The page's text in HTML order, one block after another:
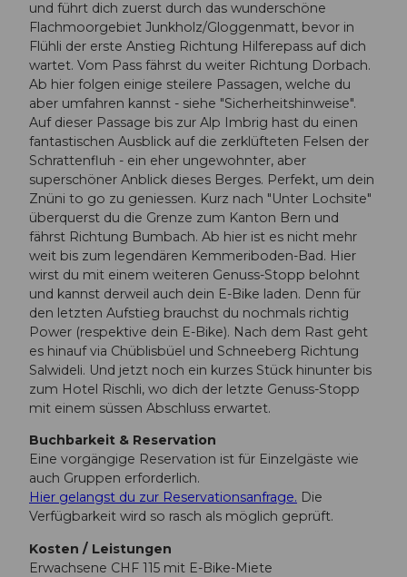
und führt dich zuerst durch das wunderschöne
Flachmoorgebiet Junkholz/Gloggenmatt, bevor in
Flühli der erste Anstieg Richtung Hilferepass auf dich
wartet. Vom Pass fährst du weiter Richtung Dorbach.
Ab hier folgen einige steilere Passagen, welche du
aber umfahren kannst - siehe "Sicherheitshinweise".
Auf dieser Passage bis zur Alp Imbrig hast du einen
fantastischen Ausblick auf die zerklüfteten Felsen der
Schrattenfluh - ein eher ungewohnter, aber
superschöner Anblick dieses Berges. Perfekt, um dein
Znüni to go zu geniessen. Kurz nach "Unter Lochsite"
überquerst du die Grenze zum Kanton Bern und
fährst Richtung Bumbach. Ab hier ist es nicht mehr
weit bis zum legendären Kemmeriboden-Bad. Hier
wirst du mit einem weiteren Genuss-Stopp belohnt
und kannst derweil auch dein E-Bike laden. Denn für
den letzten Aufstieg brauchst du nochmals richtig
Power (respektive dein E-Bike). Nach dem Rast geht
es hinauf via Chüblisbüel und Schneeberg Richtung
Salwideli. Und jetzt noch ein kurzes Stück hinunter bis
zum Hotel Rischli, wo dich der letzte Genuss-Stopp
mit einem süssen Abschluss erwartet.
Buchbarkeit & Reservation
Eine vorgängige Reservation ist für Einzelgäste wie
auch Gruppen erforderlich.
Hier gelangst du zur Reservationsanfrage. Die
Verfügbarkeit wird so rasch als möglich geprüft.
Kosten / Leistungen
Erwachsene CHF 115 mit E-Bike-Miete